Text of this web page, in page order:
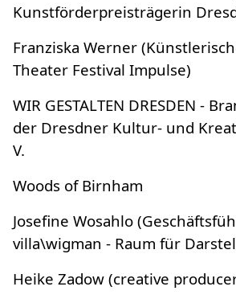
Kunstförderpreisträgerin
Franziska Werner
Theater Festival Impulse)
WIR GESTALTEN DRESDEN -
der Dresdner Kultur- und
V.
Woods of Birnham
Josefine Wosahlo
villa\wigman - Raum für
Heike Zadow (creative